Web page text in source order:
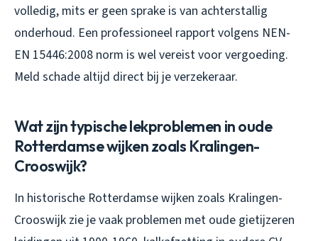
volledig, mits er geen sprake is van achterstallig
onderhoud. Een professioneel rapport volgens NEN-
EN 15446:2008 norm is wel vereist voor vergoeding.
Meld schade altijd direct bij je verzekeraar.
Wat zijn typische lekproblemen in oude
Rotterdamse wijken zoals Kralingen-
Crooswijk?
In historische Rotterdamse wijken zoals Kralingen-
Crooswijk zie je vaak problemen met oude gietijzeren